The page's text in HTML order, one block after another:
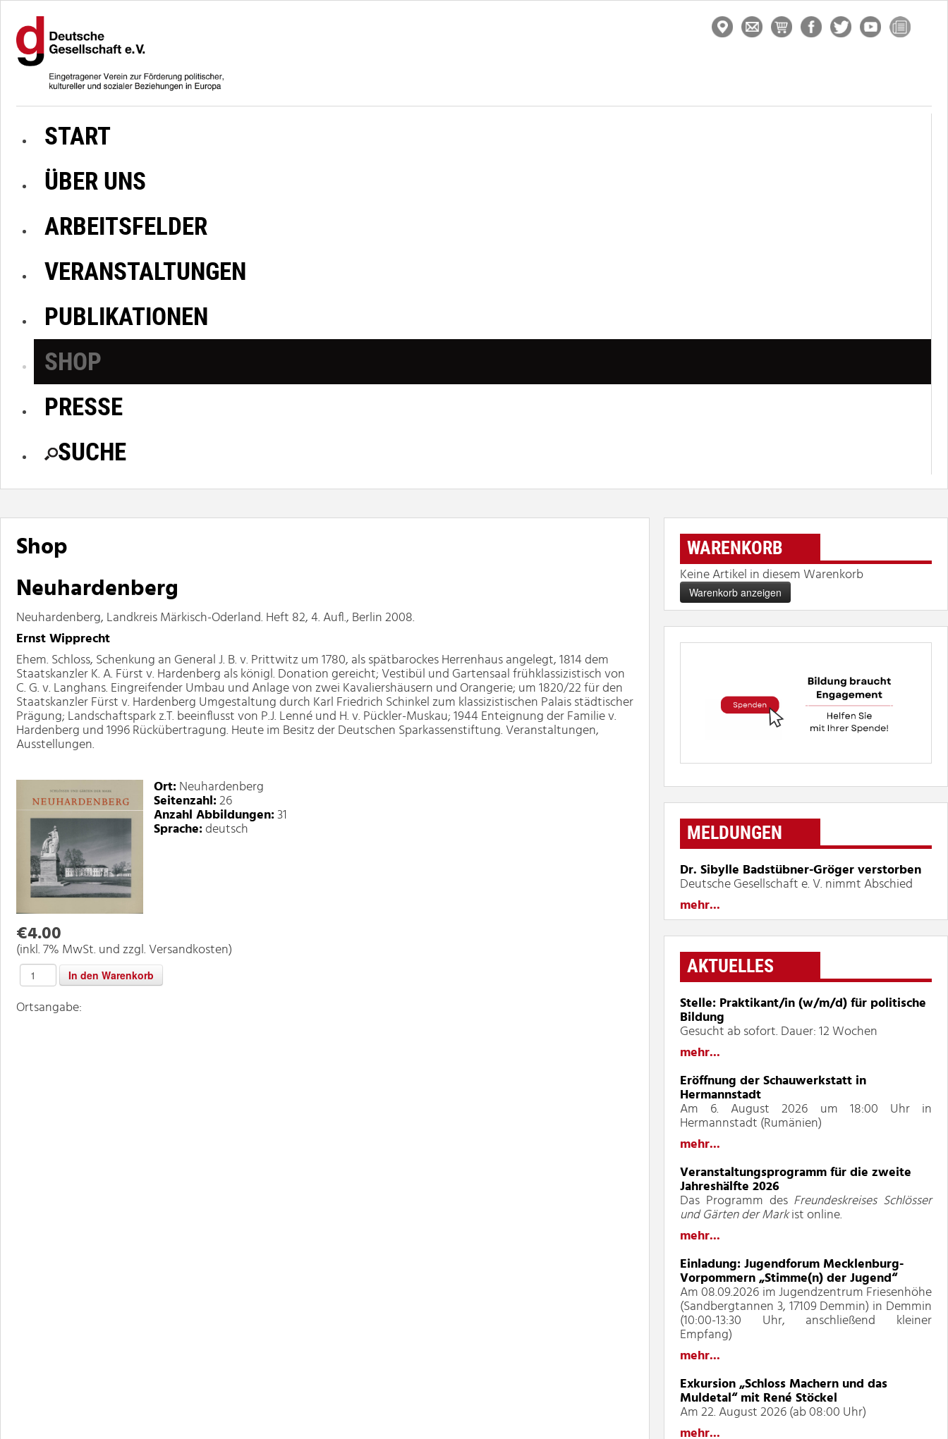
START
ÜBER UNS
ARBEITSFELDER
VERANSTALTUNGEN
PUBLIKATIONEN
SHOP
PRESSE
SUCHE
Shop
Neuhardenberg
Neuhardenberg, Landkreis Märkisch-Oderland. Heft 82, 4. Aufl., Berlin 2008.
Ernst Wipprecht
Ehem. Schloss, Schenkung an General J. B. v. Prittwitz um 1780, als spätbarockes Herrenhaus angelegt, 1814 dem
Staatskanzler K. A. Fürst v. Hardenberg als königl. Donation gereicht; Vestibül und Gartensaal frühklassizistisch von
C. G. v. Langhans. Eingreifender Umbau und Anlage von zwei Kavaliershäusern und Orangerie; um 1820/22 für den
Staatskanzler Fürst v. Hardenberg Umgestaltung durch Karl Friedrich Schinkel zum klassizistischen Palais städtischer
Prägung; Landschaftspark z.T. beeinflusst von P.J. Lenné und H. v. Pückler-Muskau; 1944 Enteignung der Familie v.
Hardenberg und 1996 Rückübertragung. Heute im Besitz der Deutschen Sparkassenstiftung. Veranstaltungen,
Ausstellungen.
Ort: Neuhardenberg
Seitenzahl: 26
Anzahl Abbildungen: 31
Sprache: deutsch
€4.00
(inkl. 7% MwSt. und zzgl. Versandkosten)
Ortsangabe:
WARENKORB
Keine Artikel in diesem Warenkorb
MELDUNGEN
Dr. Sibylle Badstübner-Gröger verstorben
Deutsche Gesellschaft e. V. nimmt Abschied
mehr...
AKTUELLES
Stelle: Praktikant/in (w/m/d) für politische
Bildung
Gesucht ab sofort. Dauer: 12 Wochen
mehr...
Eröffnung der Schauwerkstatt in
Hermannstadt
Am 6. August 2026 um 18:00 Uhr in
Hermannstadt (Rumänien)
mehr...
Veranstaltungsprogramm für die zweite
Jahreshälfte 2026
Das Programm des Freundeskreises Schlösser
und Gärten der Markist online.
mehr...
Einladung: Jugendforum Mecklenburg-
Vorpommern „Stimme(n) der Jugend“
Am 08.09.2026 im Jugendzentrum Friesenhöhe
(Sandbergtannen 3, 17109 Demmin) in Demmin
(10:00-13:30 Uhr, anschließend kleiner
Empfang)
mehr...
Exkursion „Schloss Machern und das
Muldetal“ mit René Stöckel
Am 22. August 2026 (ab 08:00 Uhr)
mehr...